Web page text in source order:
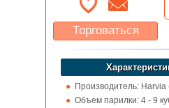
Торговаться
Какая цена Вас
устроит?
Указать цену
Производитель:
Объем парилки: 4 - 9